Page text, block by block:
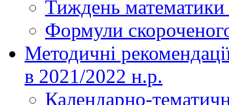
Тиждень математики
Формули
Методичні
в 2021/2022 н.р.
Календарно-